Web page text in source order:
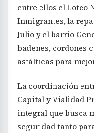
entre ellos el Loteo
Inmigrantes, la
Julio y el barrio
badenes, cordones
asfálticas para
La coordinación
Capital y Vialidad
integral que busca
seguridad tanto